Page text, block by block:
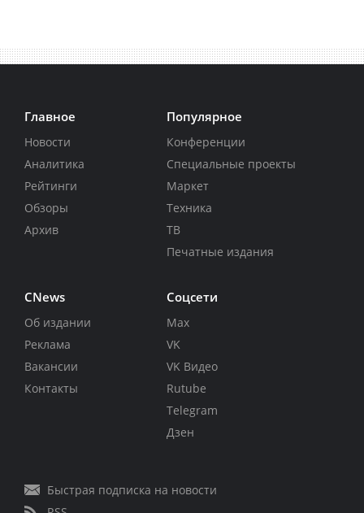
Главное
Новости
Аналитика
Рейтинги
Обзоры
Архив
Популярное
Конференции
Специальные проекты
Маркет
Техника
ТВ
Печатные издания
CNews
Об издании
Реклама
Вакансии
Контакты
Соцсети
Max
VK
VK Видео
Rutube
Telegram
Дзен
Быстрая подписка на новости